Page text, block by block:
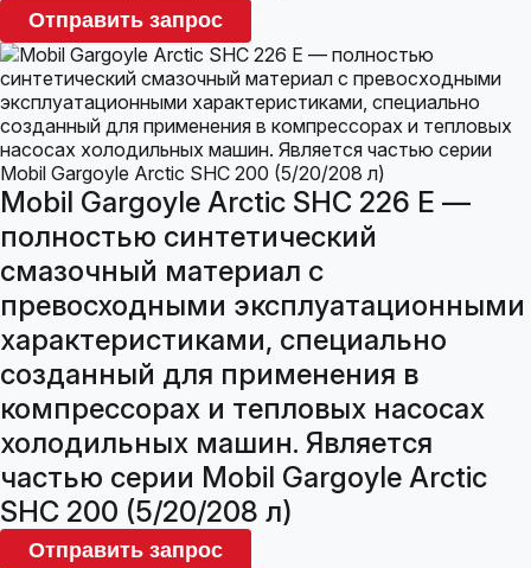
Отправить запрос
Mobil Gargoyle Arctic SHC 226 E —
полностью синтетический
смазочный материал с
превосходными эксплуатационными
характеристиками, специально
созданный для применения в
компрессорах и тепловых насосах
холодильных машин. Является
частью серии Mobil Gargoyle Arctic
SHC 200 (5/20/208 л)
Отправить запрос